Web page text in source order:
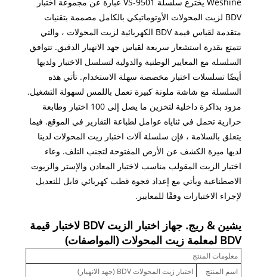
BDV لزيت المحولات الأوتوماتيكي بالكامل مصممة بتقنيات
متقدمة لقياس قيمة BDV الكهربائية لزيت المحولات ، والتي
تتمتع بقدرة استشعار سريعة لقياس جهد الانهيار الدقيق. تتوافق
السلسلة مع المعايير الوطنية والدولية لتسلسل الاختبار ولديها
أيضًا تسلسلات اختبار مخصصة سهلة الاستخدام. تأتي هذه
السلسلة مع شاشة ملونة كبيرة تعمل باللمس لسهولة التشغيل.
مزود بذاكرة داخلية لتخزين ما يصل إلى 100 اختبار وطابعة
حرارية تحمل في ثناياه عوامل لطباعة التقارير في الموقع. فيما
يتعلق بالسلامة ، فإن سلسلة آلات اختبار زيت المحولات لدينا
لديها ميزة الكشف عن الأرض المفتوحة لتجنب التلف. وعاء
اختبار الزيت المقولب مناسب لاختبار المعادن والإستر والزيوت
الاصطناعية ويأتي مع إعداد فجوة قطب كهربائي قابل للتعديل
لإجراء الاختبارات وفقًا للمعايير.
يشين & ريج. جهاز اختبار الزيت BDV لاختبار قيمة
BDV لمعلمة زيت المحولات (المواصفات)
معلومات المنتج
اسم المنتج
اختبار زيت المحولات BDV (جهد الانهيار)